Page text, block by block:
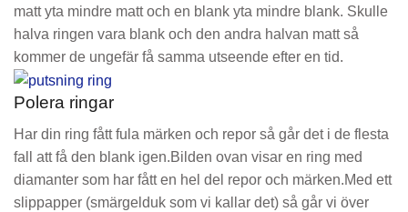
matt yta mindre matt och en blank yta mindre blank. Skulle
halva ringen vara blank och den andra halvan matt så
kommer de ungefär få samma utseende efter en tid.
Polera ringar
Har din ring fått fula märken och repor så går det i de flesta
fall att få den blank igen.Bilden ovan visar en ring med
diamanter som har fått en hel del repor och märken.Med ett
slippapper (smärgelduk som vi kallar det) så går vi över